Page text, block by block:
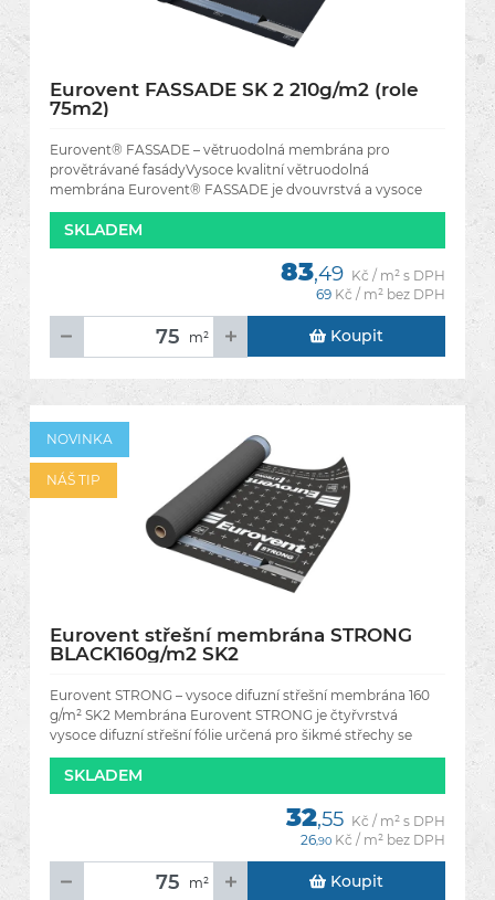
Eurovent FASSADE SK 2 210g/m2 (role
75m2)
Eurovent® FASSADE – větruodolná membrána pro
provětrávané fasádyVysoce kvalitní větruodolná
membrána Eurovent® FASSADE je dvouvrstvá a vysoce
paropropustná fólie určená pro
SKLADEM
83,49 Kč / m² s DPH
69 Kč / m² bez DPH
m² Koupit
NOVINKA
NÁŠ TIP
Eurovent střešní membrána STRONG
BLACK160g/m2 SK2
Eurovent STRONG – vysoce difuzní střešní membrána 160
g/m² SK2 Membrána Eurovent STRONG je čtyřvrstvá
vysoce difuzní střešní fólie určená pro šikmé střechy se
zateplením i
SKLADEM
32,55 Kč / m² s DPH
26,90 Kč / m² bez DPH
m² Koupit